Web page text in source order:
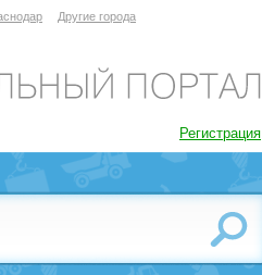
Другие города
Регистрация